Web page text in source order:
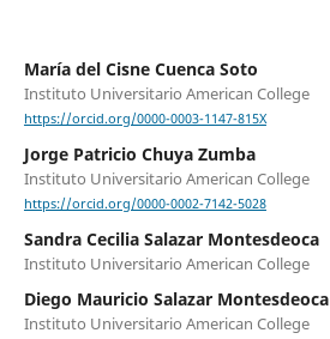
María del Cisne Cuenca Soto
Instituto Universitario American College
https://orcid.org/0000-0003-1147-815X
Jorge Patricio Chuya Zumba
Instituto Universitario American College
https://orcid.org/0000-0002-7142-5028
Sandra Cecilia Salazar Montesdeoca
Instituto Universitario American College
Diego Mauricio Salazar Montesdeoca
Instituto Universitario American College